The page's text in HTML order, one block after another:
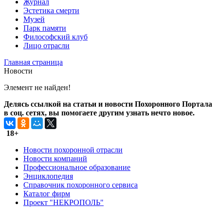
Журнал
Эстетика смерти
Музей
Парк памяти
Философский клуб
Лицо отрасли
Главная страница
Новости
Элемент не найден!
Делясь ссылкой на статьи и новости Похоронного Портала
в соц. сетях, вы помогаете другим узнать нечто новое.
18+
Новости похоронной отрасли
Новости компаний
Профессиональное образование
Энциклопедия
Справочник похоронного сервиса
Каталог фирм
Проект "НЕКРОПОЛЬ"